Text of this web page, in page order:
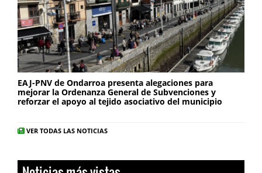
EAJ-PNV de Ondarroa presenta alegaciones para
mejorar la Ordenanza General de Subvenciones y
reforzar el apoyo al tejido asociativo del municipio
VER TODAS LAS NOTICIAS